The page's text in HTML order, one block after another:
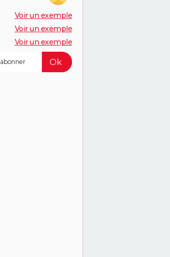
Voir un exemple
Voir un exemple
Voir un exemple